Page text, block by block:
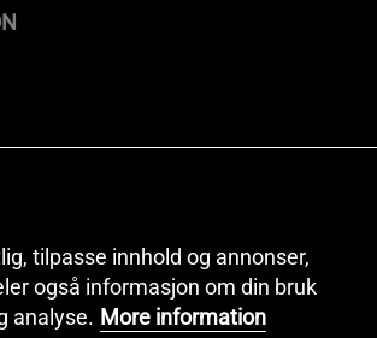
tilpasse innhold og annonser,
også informasjon om din bruk
analyse. More information